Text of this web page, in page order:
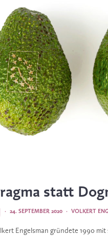
statt
VOLKERT
·
24. SEPTEMBER 2020
·
Engelsman gründete 1990